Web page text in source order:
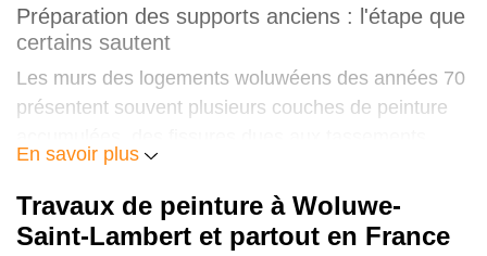
35 à 60 € / m²
Peinture menuiseries (portes, plinthes)
Effet décoratif ou peinture technique
Préparation des supports anciens : l'étape que
certains sautent
Les murs des logements woluwéens des années 70
présentent souvent plusieurs couches de peinture
différentiels, et des zones de décollement ou de
cloquage sous l'effet de l'humidité ou du temps.
Peindre directement par-dessus sans traitement
En savoir plus
Travaux de peinture à Woluwe-
Saint-Lambert et partout en France